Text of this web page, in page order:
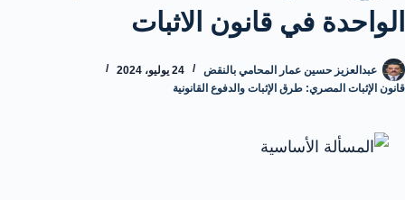
الواحدة في قانون الاثبات
عبدالعزيز حسين عمار المحامي بالنقض
24 يوليو، 2024
قانون الإثبات المصري: طرق الإثبات والدفوع القانونية